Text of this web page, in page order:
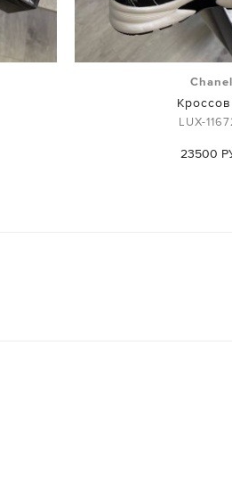
Chanel
LUX-
23500